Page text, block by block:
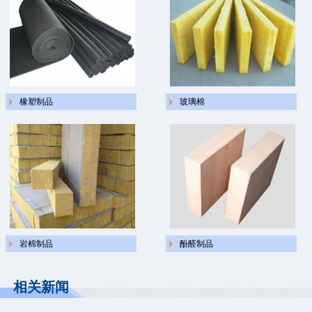
橡塑制品 玻璃棉
岩棉制品 酚醛制品
相关新闻